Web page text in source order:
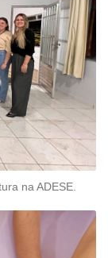
na ADESE.